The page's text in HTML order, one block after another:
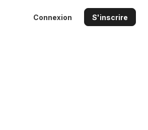
Connexion S'inscrire